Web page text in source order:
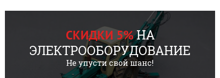
СКИДКИ 5%НА
ЭЛЕКТРООБОРУДОВАНИЕ
Не упусти свой шанс!